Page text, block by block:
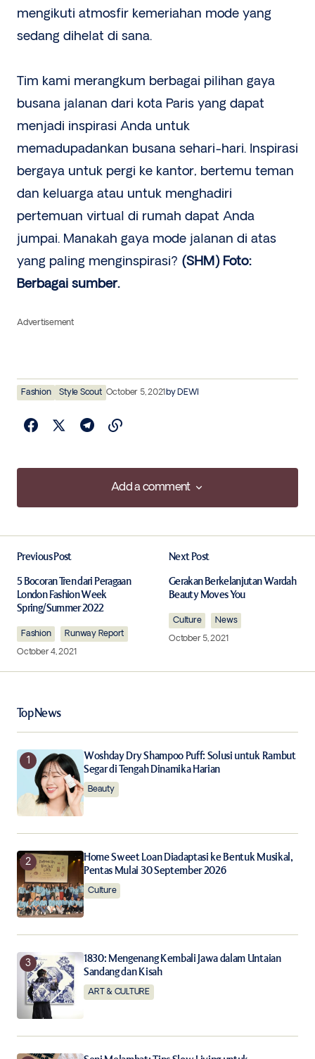
mengikuti atmosfir kemeriahan mode yang
sedang dihelat di sana.
Tim kami merangkum berbagai pilihan gaya
busana jalanan dari kota Paris yang dapat
menjadi inspirasi Anda untuk
memadupadankan busana sehari-hari. Inspirasi
bergaya untuk pergi ke kantor, bertemu teman
dan keluarga atau untuk menghadiri
pertemuan virtual di rumah dapat Anda
jumpai. Manakah gaya mode jalanan di atas
yang paling menginspirasi? (SHM) Foto:
Berbagai sumber.
Advertisement
Fashion Style Scout October 5, 2021byDEWI
Add a comment
Add a comment
Required fields are marked*
Your Name
Your E-mail*
Save my name, email, and website in this browser for
the next time I comment.
Notify me of new posts by email.
Submit Comment
Previous Post
5 Bocoran Tren dari Peragaan
London Fashion Week
Spring/Summer 2022
Fashion
Runway Report
October 4, 2021
Next Post
Gerakan Berkelanjutan Wardah
Beauty Moves You
Culture
News
October 5, 2021
Top News
Woshday Dry Shampoo Puff: Solusi untuk Rambut
Segar di Tengah Dinamika Harian
Beauty
Home Sweet Loan Diadaptasi ke Bentuk Musikal,
Pentas Mulai 30 September 2026
Culture
1830: Mengenang Kembali Jawa dalam Untaian
Sandang dan Kisah
ART & CULTURE